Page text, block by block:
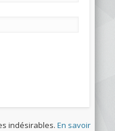
indésirables. En savoir